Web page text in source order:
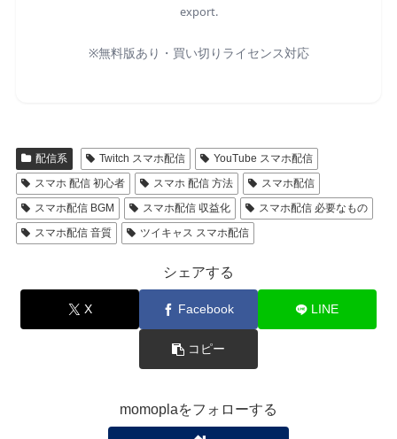
export.
※無料版あり・買い切りライセンス対応
配信系 Twitch スマホ配信
YouTube スマホ配信
スマホ 配信 初心者
スマホ 配信 方法
スマホ配信
スマホ配信 BGM
スマホ配信 収益化
スマホ配信 必要なもの
スマホ配信 音質
ツイキャス スマホ配信
シェアする
X Facebook LINE
コピー
momoplaをフォローする